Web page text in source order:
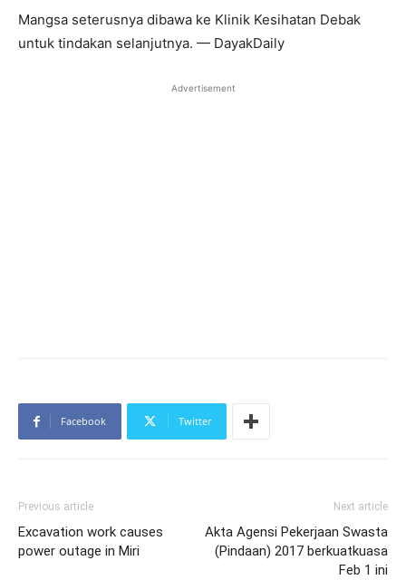
Mangsa seterusnya dibawa ke Klinik Kesihatan Debak
untuk tindakan selanjutnya. — DayakDaily
Advertisement
Facebook Twitter
Previous article
Excavation work causes
power outage in Miri
Next article
Akta Agensi Pekerjaan Swasta
(Pindaan) 2017 berkuatkuasa
Feb 1 ini